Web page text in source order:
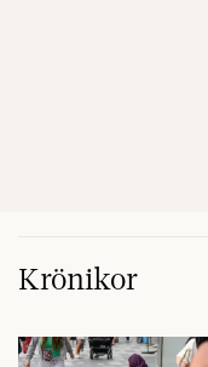
Krönikor